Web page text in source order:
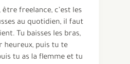
freelance, c’est les
au quotidien, il faut
Tu baisses les bras,
heureux, puis tu te
tu as la flemme et tu